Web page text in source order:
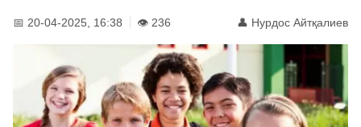
📅 20-04-2025, 16:38 👁️ 236 👤 Нурдос Айтқалиев